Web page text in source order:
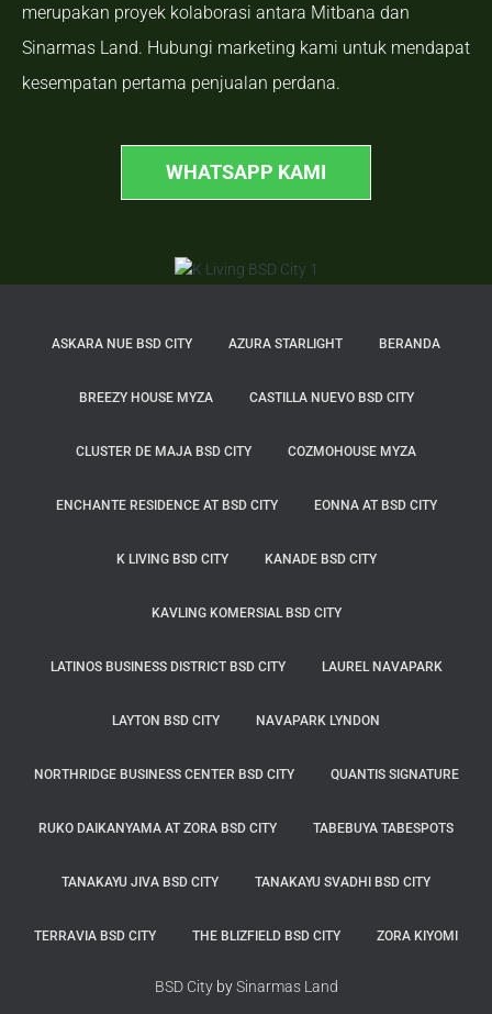
merupakan proyek kolaborasi antara Mitbana dan
Sinarmas Land. Hubungi marketing kami untuk mendapat
kesempatan pertama penjualan perdana.
WHATSAPP KAMI
ASKARA NUE BSD CITY AZURA STARLIGHT BERANDA
BREEZY HOUSE MYZA CASTILLA NUEVO BSD CITY
CLUSTER DE MAJA BSD CITY COZMOHOUSE MYZA
ENCHANTE RESIDENCE AT BSD CITY EONNA AT BSD CITY
K LIVING BSD CITY KANADE BSD CITY
KAVLING KOMERSIAL BSD CITY
LATINOS BUSINESS DISTRICT BSD CITY LAUREL NAVAPARK
LAYTON BSD CITY NAVAPARK LYNDON
NORTHRIDGE BUSINESS CENTER BSD CITY QUANTIS SIGNATURE
RUKO DAIKANYAMA AT ZORA BSD CITY TABEBUYA TABESPOTS
TANAKAYU JIVA BSD CITY TANAKAYU SVADHI BSD CITY
TERRAVIA BSD CITY THE BLIZFIELD BSD CITY ZORA KIYOMI
BSD CitybySinarmas Land